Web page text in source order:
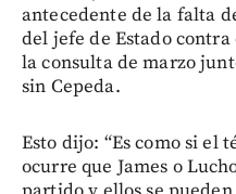
antecedente de la falta
del jefe de Estado
la consulta de marzo
sin Cepeda.
Esto dijo: “Es como si el
ocurre que James o